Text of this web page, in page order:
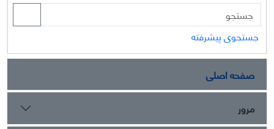
جستجوی پیشرفته
صفحه اصلی
مرور